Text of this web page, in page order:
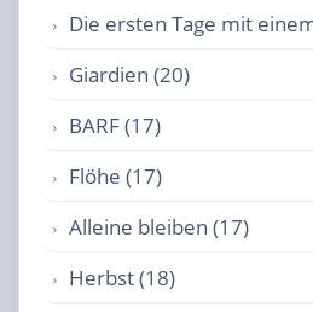
Die ersten Tage mit
Giardien (20)
BARF (17)
Flöhe (17)
Alleine bleiben (17)
Herbst (18)